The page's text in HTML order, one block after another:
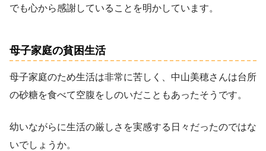
でも心から感謝していることを明かしています。
母子家庭の貧困生活
母子家庭のため生活は非常に苦しく、中山美穂さんは台所
の砂糖を食べて空腹をしのいだこともあったそうです。
幼いながらに生活の厳しさを実感する日々だったのではな
いでしょうか。